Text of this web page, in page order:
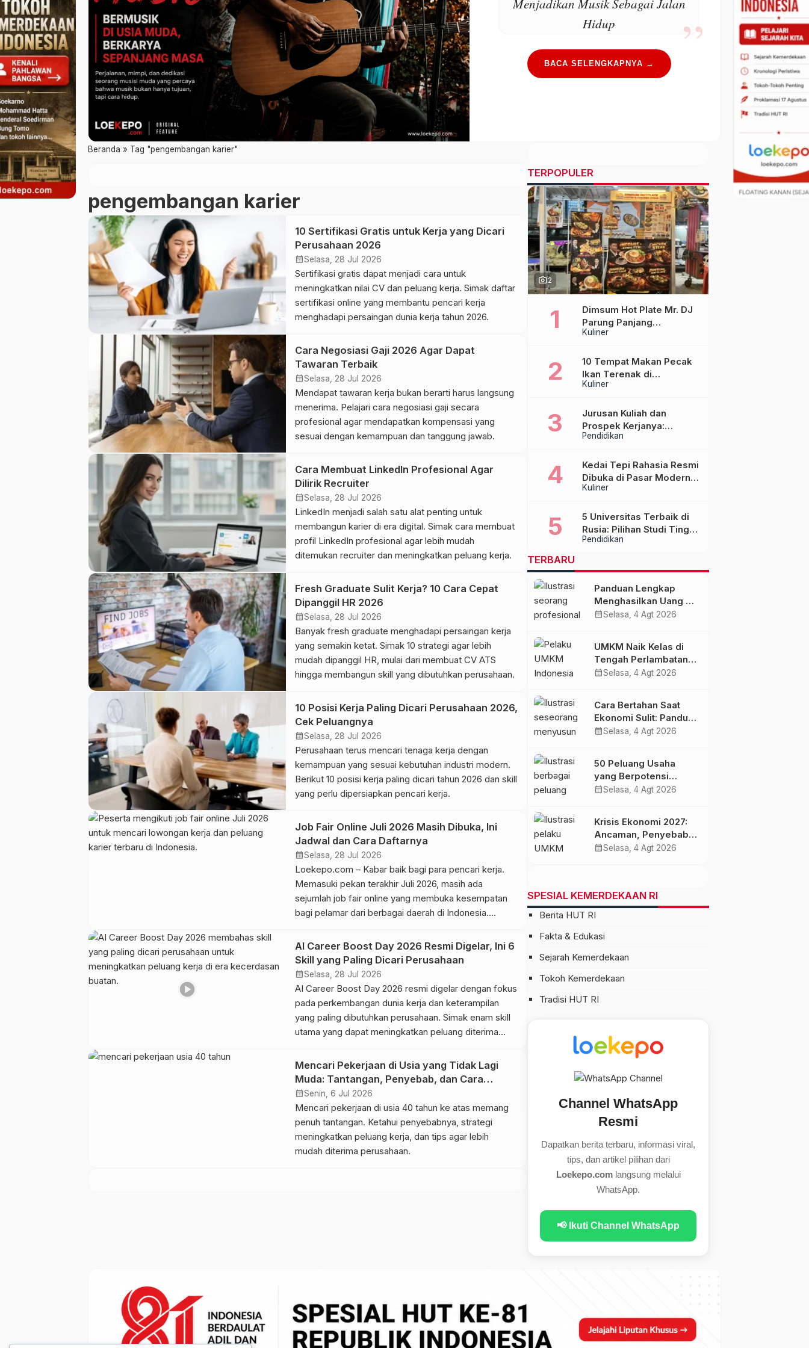
Menjadikan Musik Sebagai Jalan
Hidup
BACA SELENGKAPNYA →
Beranda » Tag "pengembangan karier"
pengembangan karier
10 Sertifikasi Gratis untuk Kerja yang Dicari
Perusahaan 2026
calendar_monthSelasa, 28 Jul 2026
Sertifikasi gratis dapat menjadi cara untuk
meningkatkan nilai CV dan peluang kerja. Simak daftar
sertifikasi online yang membantu pencari kerja
menghadapi persaingan dunia kerja tahun 2026.
Cara Negosiasi Gaji 2026 Agar Dapat
Tawaran Terbaik
calendar_monthSelasa, 28 Jul 2026
Mendapat tawaran kerja bukan berarti harus langsung
menerima. Pelajari cara negosiasi gaji secara
profesional agar mendapatkan kompensasi yang
sesuai dengan kemampuan dan tanggung jawab.
Cara Membuat LinkedIn Profesional Agar
Dilirik Recruiter
calendar_monthSelasa, 28 Jul 2026
LinkedIn menjadi salah satu alat penting untuk
membangun karier di era digital. Simak cara membuat
profil LinkedIn profesional agar lebih mudah
ditemukan recruiter dan meningkatkan peluang kerja.
Fresh Graduate Sulit Kerja? 10 Cara Cepat
Dipanggil HR 2026
calendar_monthSelasa, 28 Jul 2026
Banyak fresh graduate menghadapi persaingan kerja
yang semakin ketat. Simak 10 strategi agar lebih
mudah dipanggil HR, mulai dari membuat CV ATS
hingga membangun skill yang dibutuhkan perusahaan.
10 Posisi Kerja Paling Dicari Perusahaan 2026,
Cek Peluangnya
calendar_monthSelasa, 28 Jul 2026
Perusahaan terus mencari tenaga kerja dengan
kemampuan yang sesuai kebutuhan industri modern.
Berikut 10 posisi kerja paling dicari tahun 2026 dan skill
yang perlu dipersiapkan pencari kerja.
Job Fair Online Juli 2026 Masih Dibuka, Ini
Jadwal dan Cara Daftarnya
calendar_monthSelasa, 28 Jul 2026
Loekepo.com – Kabar baik bagi para pencari kerja.
Memasuki pekan terakhir Juli 2026, masih ada
sejumlah job fair online yang membuka kesempatan
bagi pelamar dari berbagai daerah di Indonesia.
pemerintah, platform karier, hingga perusahaan
swasta, masih menyediakan agenda rekrutmen virtual
yang dapat diikuti tanpa harus datang langsung ke
lokasi. Job […]
AI Career Boost Day 2026 Resmi Digelar, Ini 6
Skill yang Paling Dicari Perusahaan
calendar_monthSelasa, 28 Jul 2026
AI Career Boost Day 2026 resmi digelar dengan fokus
pada perkembangan dunia kerja dan keterampilan
yang paling dibutuhkan perusahaan. Simak enam skill
utama yang dapat meningkatkan peluang diterima
Mencari Pekerjaan di Usia yang Tidak Lagi
Muda: Tantangan, Penyebab, dan Cara
Meningkatkan Peluang Diterima Kerja
calendar_monthSenin, 6 Jul 2026
Mencari pekerjaan di usia 40 tahun ke atas memang
penuh tantangan. Ketahui penyebabnya, strategi
meningkatkan peluang kerja, dan tips agar lebih
mudah diterima perusahaan.
TERPOPULER
photo_camera2
Kuliner
Dimsum Hot Plate Mr. DJ
Parung Panjang
Luncurkan DJ Steak,
Orisinal di Atas Hot Plate
Kuliner
10 Tempat Makan Pecak
Ikan Terenak di
Tangerang & Jakarta,
Pendidikan
Jurusan Kuliah dan
Prospek Kerjanya:
Panduan Lengkap untuk
Kuliner
Kedai Tepi Rahasia Resmi
Dibuka di Pasar Modern
Sentraland Parung
Sambal Rempah Formula
Tepi Rahasia
Pendidikan
5 Universitas Terbaik di
Rusia: Pilihan Studi Tinggi
dengan Kualitas dan
TERBARU
Panduan Lengkap
Menghasilkan Uang di
Era AI dan Ekonomi
calendar_monthSelasa, 4 Agt 2026
UMKM Naik Kelas di
Tengah Perlambatan
Ekonomi: Strategi
calendar_monthSelasa, 4 Agt 2026
Cara Bertahan Saat
Ekonomi Sulit: Panduan
Mengelola Keuangan,
Penghasilan
calendar_monthSelasa, 4 Agt 2026
50 Peluang Usaha
yang Berpotensi
Berkembang Saat
calendar_monthSelasa, 4 Agt 2026
Krisis Ekonomi 2027:
Ancaman, Penyebab,
dan Dampaknya bagi
calendar_monthSelasa, 4 Agt 2026
SPESIAL KEMERDEKAAN RI
Berita HUT RI
Fakta & Edukasi
Sejarah Kemerdekaan
Tokoh Kemerdekaan
Tradisi HUT RI
Channel WhatsApp
Resmi
Dapatkan berita terbaru, informasi viral,
tips, dan artikel pilihan dari
Loekepo.comlangsung melalui
WhatsApp.
📢 Ikuti Channel WhatsApp